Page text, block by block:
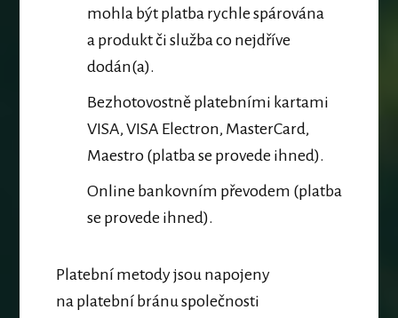
mohla být platba rychle spárována
a produkt či služba co nejdříve
dodán(a).
Bezhotovostně platebními kartami
VISA, VISA Electron, MasterCard,
Maestro (platba se provede ihned).
Online bankovním převodem (platba
se provede ihned).
Platební metody jsou napojeny
na platební bránu společnosti